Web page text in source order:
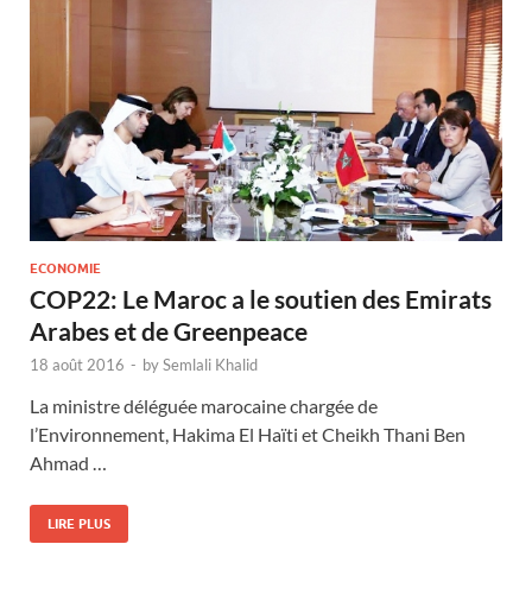
ECONOMIE
COP22: Le Maroc a le soutien des Emirats
Arabes et de Greenpeace
18 août 2016 - bySemlali Khalid
La ministre déléguée marocaine chargée de
l’Environnement, Hakima El Haïti et Cheikh Thani Ben
Ahmad …
LIRE PLUS